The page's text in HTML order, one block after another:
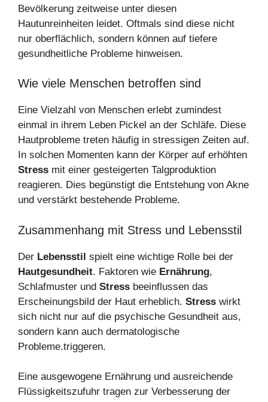
Bevölkerung zeitweise unter diesen
Hautunreinheiten leidet. Oftmals sind diese nicht
nur oberflächlich, sondern können auf tiefere
gesundheitliche Probleme hinweisen.
Wie viele Menschen betroffen sind
Eine Vielzahl von Menschen erlebt zumindest
einmal in ihrem Leben Pickel an der Schläfe. Diese
Hautprobleme treten häufig in stressigen Zeiten auf.
In solchen Momenten kann der Körper auf erhöhten
Stress mit einer gesteigerten Talgproduktion
reagieren. Dies begünstigt die Entstehung von Akne
und verstärkt bestehende Probleme.
Zusammenhang mit Stress und Lebensstil
Der Lebensstil spielt eine wichtige Rolle bei der
Hautgesundheit. Faktoren wie Ernährung,
Schlafmuster und Stress beeinflussen das
Erscheinungsbild der Haut erheblich. Stress wirkt
sich nicht nur auf die psychische Gesundheit aus,
sondern kann auch dermatologische
Probleme.triggeren.
Eine ausgewogene Ernährung und ausreichende
Flüssigkeitszufuhr tragen zur Verbesserung der